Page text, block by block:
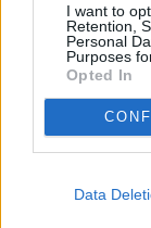
I want to
Retention,
Personal
Purposes
Opted In
Data
κυρίως με
δίωρο